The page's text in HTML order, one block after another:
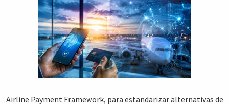
Airline Payment Framework, para estandarizar alternativas de